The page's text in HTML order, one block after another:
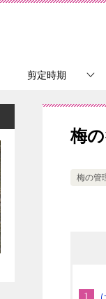
剪定時期
梅
梅の管